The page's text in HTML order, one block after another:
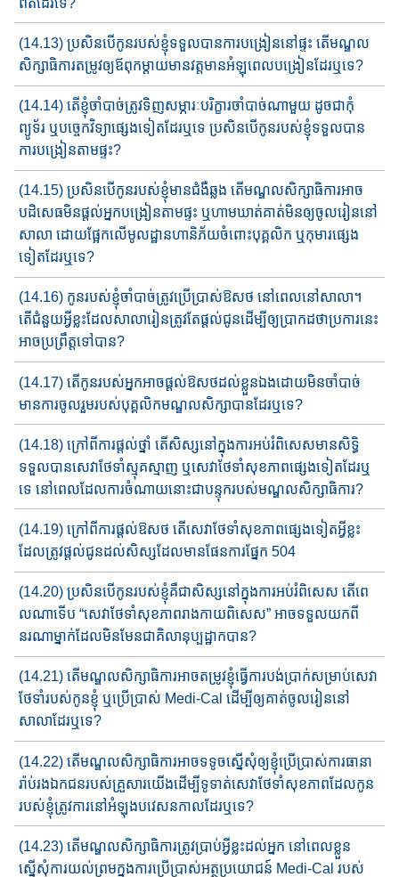
(14.13) ប្រសិនបើកូនរបស់ខ្ញុំទទួលបាន​ការបង្រៀន​នៅផ្ទះ តើ​មណ្ឌល​
សិក្សា​​ធិការ​​តម្រូវ​ឲ្យ​ឪពុកម្តាយ​មានវត្តមាន​អំឡុពេលបង្រៀនដែរឬទេ​?
(14.14) តើខ្ញុំចាំបាច់ត្រូវ​ទិញ​សម្ភារៈបរិក្ខា​រ​ចាំបាច់ណាមួយ​ ដូចជា​កុំ
ព្យូទ័រ ឬ​បច្ចេកវិទ្យា​ផ្សេងទៀត​ដែរឬទេ​ ប្រសិនបើ​កូនរបស់ខ្ញុំ​ទទួល​បាន​
ការ​បង្រៀនតាមផ្ទះ​?
(14.15) ប្រសិនបើកូនរបស់ខ្ញុំ​មាន​ជំងឺ​ឆ្លង​ តើ​មណ្ឌលសិក្សាធិការ​​អាច​
បដិសេធ​​មិនផ្តល់​​អ្នកបង្រៀនតាមផ្ទះ​ ឬ​ហាមឃាត់គាត់​មិនឲ្យ​ចូល​រៀន​​នៅ
សាលា​ ដោយ​ផ្អែក​លើ​មូលដ្ឋានហានិភ័យ​ចំពោះ​បុគ្គលិក ឬ​កុមារ​ផ្សេង​
ទៀត​ដែរឬទេ​?
(14.16) កូនរបស់ខ្ញុំ​ចាំបាច់ត្រូវប្រើប្រាស់ឱសថ​ នៅពេល​នៅសាលា។​
តើជំនួយ​អ្វីខ្លះដែលសាលា​រៀនត្រូវតែ​ផ្តល់​ជូនដើម្បី​ឲ្យប្រាកដថា​ប្រការ​នេះ
អាច​​ប្រព្រឹត្ត​ទៅបាន?
(14.17) តើ​កូនរបស់អ្នក​អាច​ផ្តល់​ឱសថដល់ខ្លួន​ឯង​ដោយ​មិនចាំបាច់​
មាន​ការ​ចូលរួម​របស់បុគ្គលិកមណ្ឌល​សិក្សាបានដែរឬទេ?
(14.18) ក្រៅពី​ការផ្តល់ថ្នាំ តើ​សិស្ស​នៅក្នុងការអប់រំពិសេស​មានសិទ្ធិ​
ទទួល​​បាន​សេវាថែទាំ​ស្មុគស្មាញ​ ឬ​សេវា​ថែទាំសុខភាពផ្សេងទៀត​ដែរឬ
ទេ​ នៅពេល​ដែលការចំណាយនោះជាបន្ទុករបស់មណ្ឌលសិក្សាធិការ​?
(14.19) ក្រៅពី​ការផ្តល់ឱសថ តើ​សេវាថែទាំសុខភាព​ផ្សេងទៀតអ្វីខ្លះ​
ដែល​​ត្រូវ​ផ្តល់ជូន​ដល់សិស្ស​ដែល​មាន​ផែនការ​​ផ្នែក 504
(14.20) ប្រសិនបើកូនរបស់ខ្ញុំ​គឺជាសិស្ស​នៅក្នុងការអប់រំពិសេស​ តើពេ​
ល​ណា​ទើប​ “សេវា​ថែទាំ​សុខភាព​រាងកាយពិសេស​” អាច​ទទួលយក​ពី​
នរណា​​ម្នាក់​​ដែលមិនមែន​ជា​គិលានុប្បដ្ឋាក​​បាន?
(14.21) តើមណ្ឌលសិក្សាធិការអាចតម្រូវ​ខ្ញុំធ្វើការបង់ប្រាក់សម្រាប់​សេវា
ថែទាំ​របស់កូនខ្ញុំ​ ឬ​ប្រើប្រាស់​ Medi-Cal ដើម្បី​ឲ្យគាត់​ចូលរៀន​នៅ
សាលា​ដែរ​ឬទេ​?
(14.22) តើ​មណ្ឌលសិក្សាធិការ​អាចទទូចស្នើសុំ​ឲ្យ​ខ្ញុំ​ប្រើប្រាស់​ការ​ធានា
រ៉ាប់​រង​ឯកជនរបស់គ្រួសារ​យើង​ដើម្បី​ទូទាត់សេវាថែទាំសុខភាព​ដែល​កូន​
របស់ខ្ញុំ​ត្រូវការនៅ​អំឡុងបវេសនកាល​ដែរឬទេ​?
(14.23) តើមណ្ឌលសិក្សាធិការ​ត្រូវ​ប្រាប់អ្វីខ្លះ​ដល់អ្នក​ នៅពេល​ខ្លួន​​​
ស្នើសុំ​ការយល់ព្រម​ក្នុងការប្រើប្រាស់​អត្ថប្រយោជន៍​ Medi-Cal របស់​